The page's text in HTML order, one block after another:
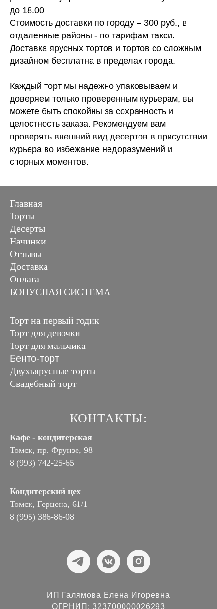
до 18.00
Стоимость доставки по городу – 300 руб., в
отдаленные районы - по тарифам такси.
Доставка ярусных тортов и тортов со сложным
дизайном бесплатна в пределах города.
Каждый торт мы надежно упаковываем и
доверяем только проверенным курьерам, вы
можете быть спокойны за сохранность и
целостность заказа. Рекомендуем вам
проверять внешний вид десертов в присутствии
курьера во избежание недоразумений и
спорных моментов.
Главная
Торты
Десерты
Начинки
Отзывы
Доставка
Оплата
БОНУСНАЯ СИСТЕМА
Торт на первый годик
Торт для девочки
Торт для мальчика
Бенто-торт
Двухъярусные торты
Свадебный торт
КОНТАКТЫ:
Кафе - кондитерская
Томск, пр. Фрунзе, 98
8 (993) 742-25-65
Кондитерский цех
Томск, Герцена, 61/1
8 (995) 386-86-08
ИП Галямова Елена Игоревна
ОГРНИП: 323700000026293